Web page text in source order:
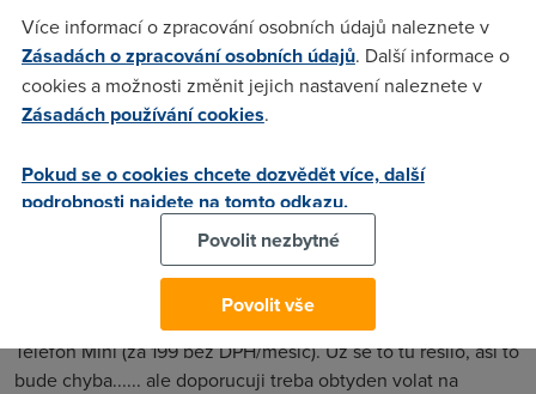
Anonym(2.7.2006 15:14:49)
takový tarif nemají napsaný.mají mini,standart a start
Anonym
(2.7.2006 15:17:46)
jo už sem to našel
(2.7.2006 23:05:00)
me jede ADSL pres LLU (byvala Nextra) v soubehu s tarifem
Telefon Mini (za 199 bez DPH/mesic). Uz se to tu resilo, asi to
bude chyba...... ale doporucuji treba obtyden volat na
Více informací o zpracování osobních údajů naleznete v
Zásadách o zpracování osobních údajů. Další informace o
cookies a možnosti změnit jejich nastavení naleznete v
Zásadách používání cookies.
Pokud se o cookies chcete dozvědět více, další
podrobnosti najdete na tomto odkazu.
Povolit nezbytné
Povolit vše